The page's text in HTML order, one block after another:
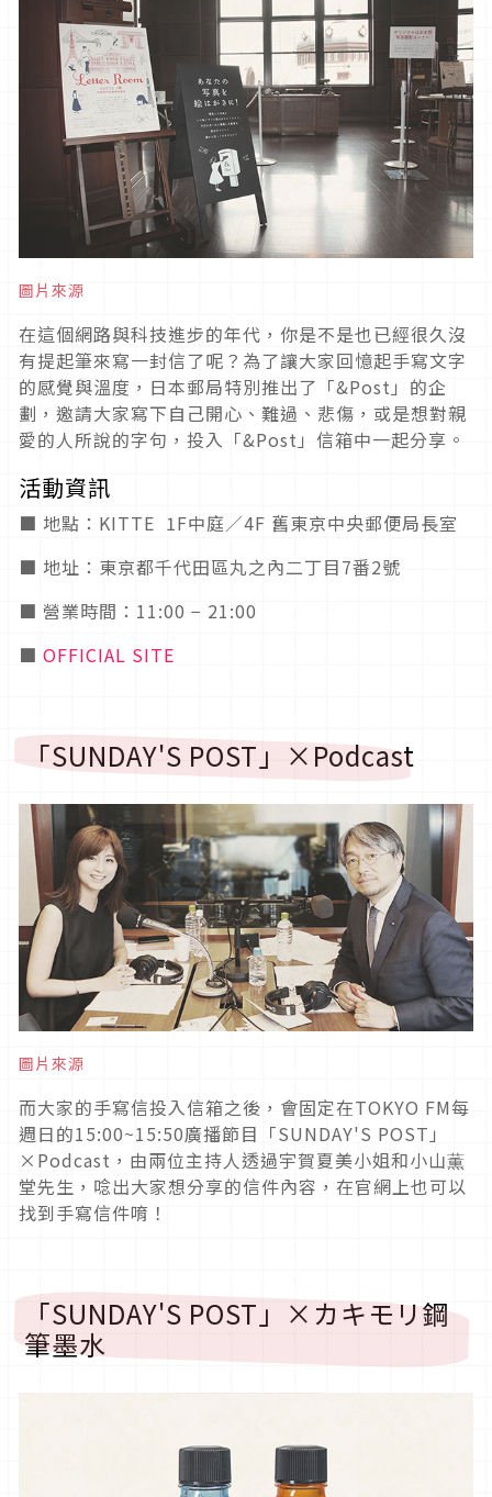
圖片來源
在這個網路與科技進步的年代，你是不是也已經很久沒
有提起筆來寫一封信了呢？為了讓大家回憶起手寫文字
的感覺與溫度，日本郵局特別推出了「&Post」的企
劃，邀請大家寫下自己開心、難過、悲傷，或是想對親
愛的人所說的字句，投入「&Post」信箱中一起分享。
活動資訊
■ 地點：KITTE 1F中庭／4F 舊東京中央郵便局長室
■ 地址：東京都千代田區丸之內二丁目7番2號
■ 營業時間： 11:00 − 21:00
■ OFFICIAL SITE
「SUNDAY'S POST 」×Podcast
圖片來源
而大家的手寫信投入信箱之後，會固定在TOKYO FM每
週日的15:00~15:50廣播節目「SUNDAY'S POST」
×Podcast，由兩位主持人透過宇賀夏美小姐和小山薫
堂先生，唸出大家想分享的信件內容，在官網上也可以
找到手寫信件唷！
「SUNDAY'S POST 」 ×カキモリ鋼
筆墨水